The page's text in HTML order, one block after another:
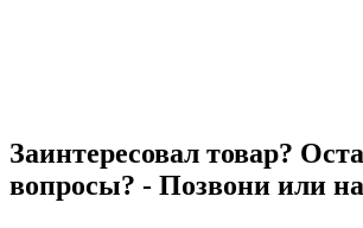
Заинтересовал товар?
вопросы? - Позвони или